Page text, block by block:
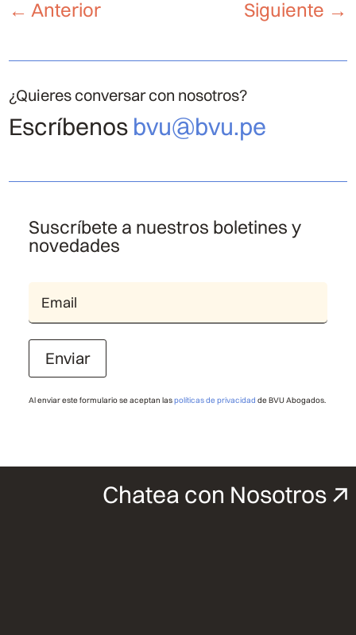
← Anterior Siguiente →
¿Quieres conversar con nosotros?
Escríbenos bvu@bvu.pe
Suscríbete a nuestros boletines y
novedades
Enviar
Al enviar este formulario se aceptan laspolíticas de privacidad de BVU Abogados.
Chatea con Nosotros